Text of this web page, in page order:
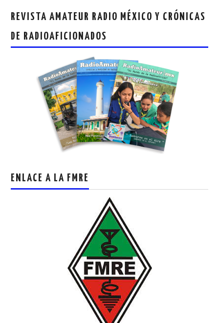
REVISTA AMATEUR RADIO MÉXICO Y CRÓNICAS
DE RADIOAFICIONADOS
ENLACE A LA FMRE